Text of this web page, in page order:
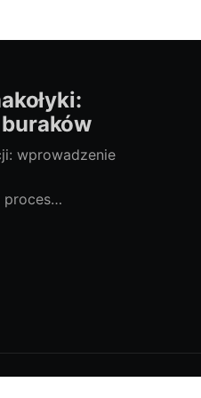
wprowadzenie
proces
w inną za
jak drożdże